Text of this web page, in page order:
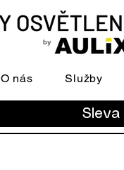
O nás Služby
Sleva